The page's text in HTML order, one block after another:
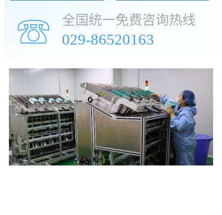
☏ 全国统一免费咨询热线
029-86520163